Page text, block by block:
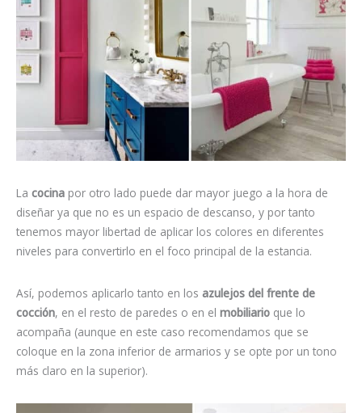
La cocina por otro lado puede dar mayor juego a la hora de
diseñar ya que no es un espacio de descanso, y por tanto
tenemos mayor libertad de aplicar los colores en diferentes
niveles para convertirlo en el foco principal de la estancia.
Así, podemos aplicarlo tanto en los azulejos del frente de
cocción, en el resto de paredes o en el mobiliario que lo
acompaña (aunque en este caso recomendamos que se
coloque en la zona inferior de armarios y se opte por un tono
más claro en la superior).